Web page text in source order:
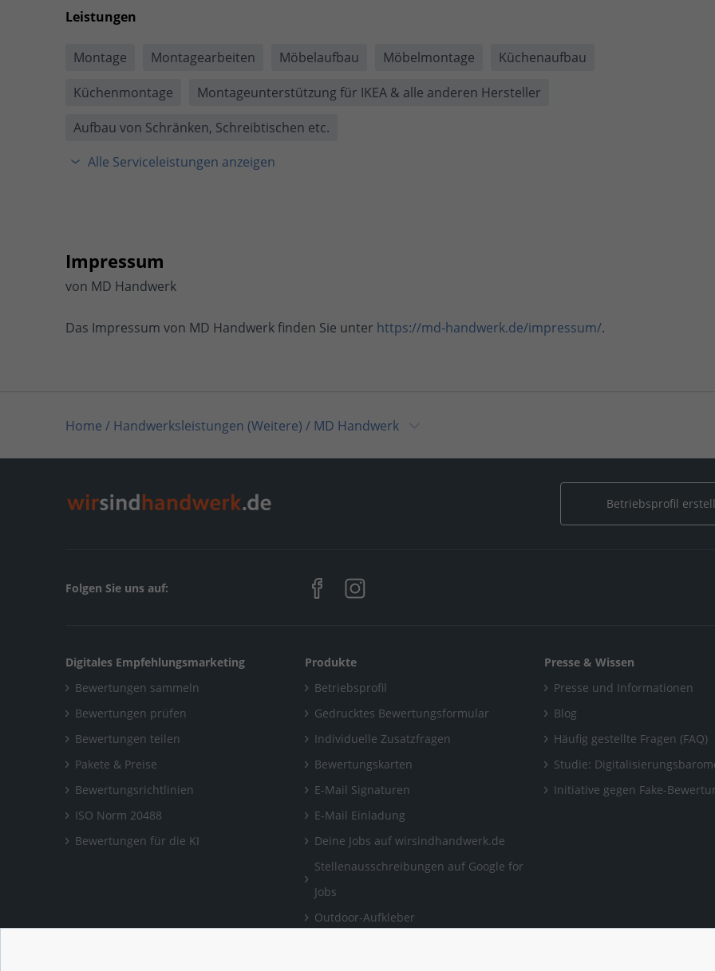
Leistungen
Montage Montagearbeiten Möbelaufbau Möbelmontage
Küchenaufbau
Küchenmontage
Montageunterstützung für IKEA & alle anderen Hersteller
Aufbau von Schränken, Schreibtischen etc.
Alle Serviceleistungen anzeigen
Impressum
von MD Handwerk
Das Impressum von MD Handwerk finden Sie unter https://md-handwerk.de/impressum/.
Home / Handwerksleistungen (Weitere) / MD Handwerk
Home/Grünwald/MD Handwerk
Betriebsprofil
Folgen Sie uns auf:
Digitales Empfehlungsmarketing
Bewertungen sammeln
Bewertungen prüfen
Bewertungen teilen
Pakete & Preise
Bewertungsrichtlinien
ISO Norm 20488
Bewertungen für die KI
Produkte
Betriebsprofil
Gedrucktes Bewertungsformular
Individuelle Zusatzfragen
Bewertungskarten
E-Mail Signaturen
E-Mail Einladung
Deine Jobs auf wirsindhandwerk.de
Stellenausschreibungen auf Google for
Jobs
Outdoor-Aufkleber
Presse & Wissen
Presse und Informationen
Blog
Häufig gestellte Fragen (FAQ)
Studie:
Initiative gegen Fake-